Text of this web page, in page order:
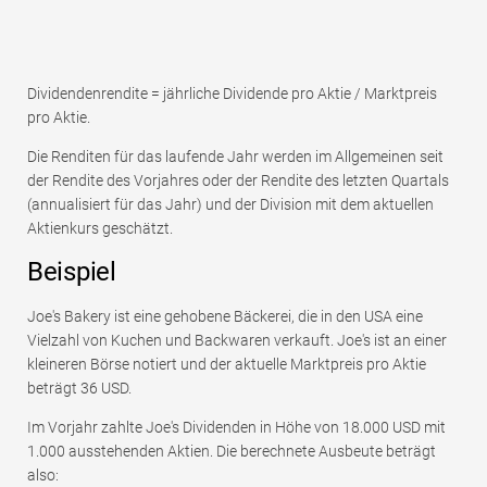
Dividendenrendite = jährliche Dividende pro Aktie / Marktpreis
pro Aktie.
Die Renditen für das laufende Jahr werden im Allgemeinen seit
der Rendite des Vorjahres oder der Rendite des letzten Quartals
(annualisiert für das Jahr) und der Division mit dem aktuellen
Aktienkurs geschätzt.
Beispiel
Joe's Bakery ist eine gehobene Bäckerei, die in den USA eine
Vielzahl von Kuchen und Backwaren verkauft. Joe's ist an einer
kleineren Börse notiert und der aktuelle Marktpreis pro Aktie
beträgt 36 USD.
Im Vorjahr zahlte Joe's Dividenden in Höhe von 18.000 USD mit
1.000 ausstehenden Aktien. Die berechnete Ausbeute beträgt
also: